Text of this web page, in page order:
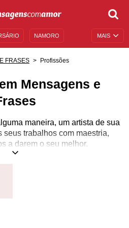
MAIS
NAMORO
FRASES Profissões
Mensagens e
maneira, um artista de sua
seus trabalhos com maestria,
a darem o seu melhor.
pela função que pratica,
seja. Desde o pedreiro até o